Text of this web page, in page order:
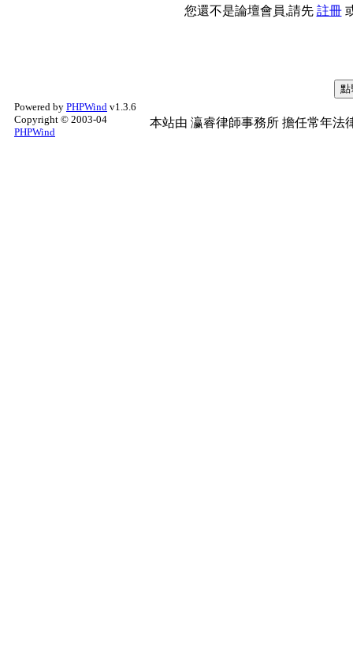
您還不是論壇會員,請先 註冊
Powered by PHPWind v1.3.6
Copyright © 2003-04
PHPWind
本站由 瀛睿律師事務所 擔任常年法